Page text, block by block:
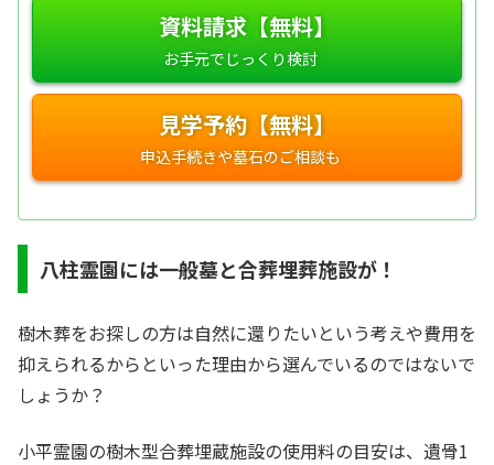
資料請求【無料】
見学予約【無料】
八柱霊園には一般墓と合葬埋葬施設が！
樹木葬をお探しの方は自然に還りたいという考えや費用を
抑えられるからといった理由から選んでいるのではないで
しょうか？
小平霊園の樹木型合葬埋蔵施設の使用料の目安は、遺骨1